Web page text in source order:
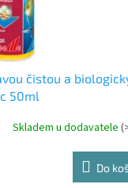
čistou a
50ml
Skladem u dodavatele
Do